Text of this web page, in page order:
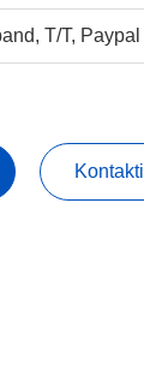
T/T, Paypal